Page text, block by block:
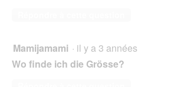
Mamijamami · il y a 3 années
Wo finde ich die Grösse?